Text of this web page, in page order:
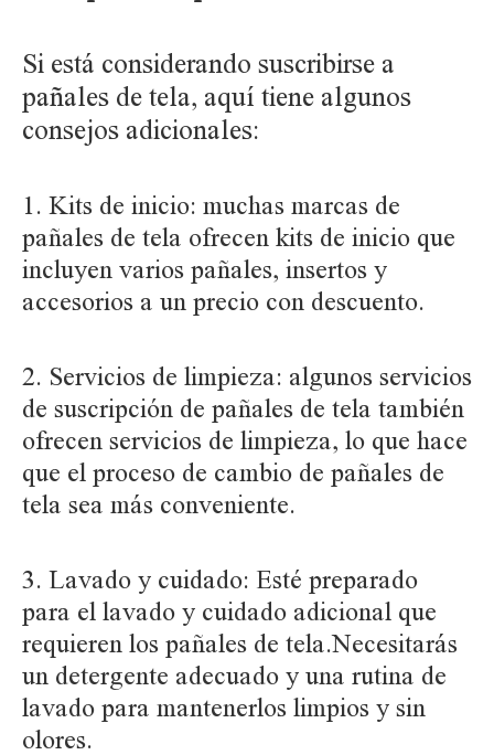
Si está considerando suscribirse a
pañales de tela, aquí tiene algunos
consejos adicionales:
1. Kits de inicio: muchas marcas de
pañales de tela ofrecen kits de inicio que
incluyen varios pañales, insertos y
accesorios a un precio con descuento.
2. Servicios de limpieza: algunos servicios
de suscripción de pañales de tela también
ofrecen servicios de limpieza, lo que hace
que el proceso de cambio de pañales de
tela sea más conveniente.
3. Lavado y cuidado: Esté preparado
para el lavado y cuidado adicional que
requieren los pañales de tela.Necesitarás
un detergente adecuado y una rutina de
lavado para mantenerlos limpios y sin
olores.